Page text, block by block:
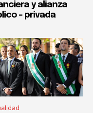
y alianza
– privada